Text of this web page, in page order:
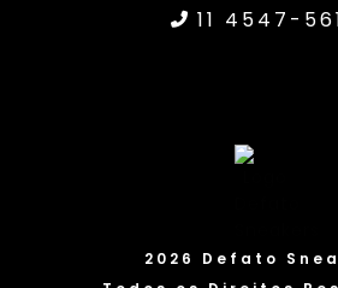
11 4547-
2026 Defato